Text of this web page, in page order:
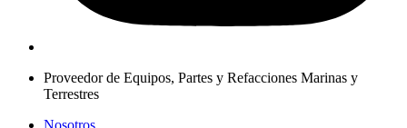
Proveedor de Equipos, Partes y Refacciones Marinas y
Terrestres
Nosotros